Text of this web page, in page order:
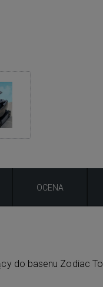
OCENA
do basenu Zodiac